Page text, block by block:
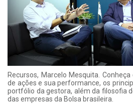
Recursos, Marcelo Mesquita.
de ações e sua performance, os
portfólio da gestora, além da filosofia
das empresas da Bolsa brasileira.